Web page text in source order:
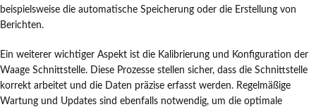
beispielsweise die automatische Speicherung oder die Erstellung von
Berichten.
Ein weiterer wichtiger Aspekt ist die Kalibrierung und Konfiguration der
Waage Schnittstelle. Diese Prozesse stellen sicher, dass die Schnittstelle
korrekt arbeitet und die Daten präzise erfasst werden. Regelmäßige
Wartung und Updates sind ebenfalls notwendig, um die optimale